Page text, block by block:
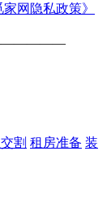
家网隐私政策》
割 租房准备 装